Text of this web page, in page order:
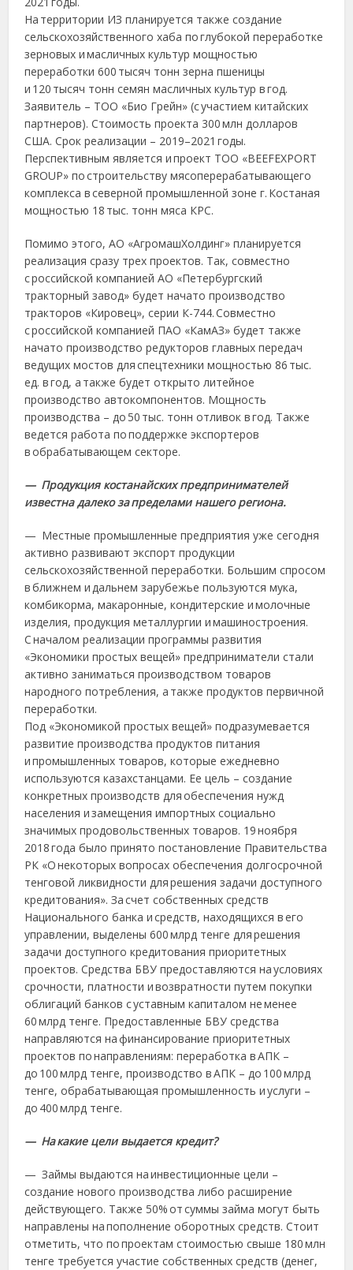
На территории ИЗ планируется также создание
сельскохозяйственного хаба по глубокой переработке
зерновых и масличных культур мощностью
переработки 600 тысяч тонн зерна пшеницы
и 120 тысяч тонн семян масличных культур в год.
Заявитель – ТОО «Био Грейн» (с участием китайских
партнеров). Стоимость проекта 300 млн долларов
США. Срок реализации – 2019–2021 годы.
Перспективным является и проект ТОО «BEEFEXPORT
GROUP» по строительству мясоперерабатывающего
комплекса в северной промышленной зоне г. Костаная
мощностью 18 тыс. тонн мяса КРС.
Помимо этого, АО «АгромашХолдинг» планируется
реализация сразу трех проектов. Так, совместно
с российской компанией АО «Петербургский
тракторный завод» будет начато производство
тракторов «Кировец», серии К-744. Совместно
с российской компанией ПАО «КамАЗ» будет также
начато произ­водство редукторов главных передач
ведущих мостов для спецтехники мощностью 86 тыс.
ед. в год, а также будет открыто литейное
производство автокомпонентов. Мощность
производства – до 50 тыс. тонн отливок в год. Также
ведется работа по поддержке экспортеров
в обрабатывающем секторе.
— Продукция костанайских предпринимателей
известна далеко за пределами нашего региона.
— Местные промышленные предприятия уже сегодня
активно развивают экспорт продукции
сельскохозяйственной переработки. Большим спросом
в ближнем и дальнем зарубежье пользуются мука,
комбикорма, макаронные, кондитерские и молочные
изделия, продукция металлургии и машиностроения.
С началом реализации программы развития
«Экономики простых вещей» предприниматели стали
активно заниматься производством товаров
народного потребления, а также продуктов первичной
переработки.
Под «Экономикой простых вещей» подразумевается
развитие производства продуктов питания
и промышленных товаров, которые ежедневно
используются казахстанцами. Ее цель – создание
конкретных производств для обеспечения нужд
населения и замещения импортных социально
значимых продовольственных товаров. 19 ноября
2018 года было принято постановление Правительства
РК «О некоторых вопросах обеспечения долгосрочной
тенговой ликвидности для решения задачи доступного
кредитования». За счет собственных средств
Национального банка и средств, находящихся в его
управлении, выделены 600 млрд тенге для решения
задачи доступного кредитования приоритетных
проектов. Средства БВУ предоставляются на условиях
срочности, платности и возвратности путем покупки
облигаций банков с уставным капиталом не менее
60 млрд тенге. Предоставленные БВУ средства
направляются на финансирование приоритетных
проектов по направлениям: переработка в АПК –
до 100 млрд тенге, производство в АПК – до 100 млрд
тенге, обрабатывающая промышленность и услуги –
до 400 млрд тенге.
— На какие цели выдается кредит?
— Займы выдаются на инвестиционные цели –
создание нового производства либо расширение
действующего. Также 50% от суммы займа могут быть
направлены на пополнение оборотных средств. Стоит
отметить, что по проектам стоимостью свыше 180 млн
тенге требуется участие собственных средств (денег,